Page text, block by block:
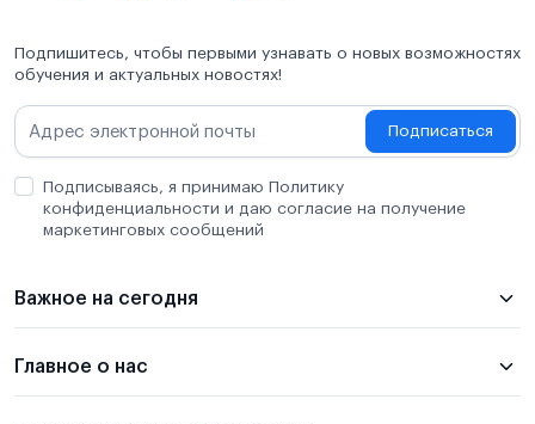
Подпишитесь, чтобы первыми узнавать о новых возможностях
обучения и актуальных новостях!
Подписаться
Подписываясь, я принимаю Политику
конфиденциальности и даю согласие на получение
маркетинговых сообщений
Важное на сегодня
Главное о нас